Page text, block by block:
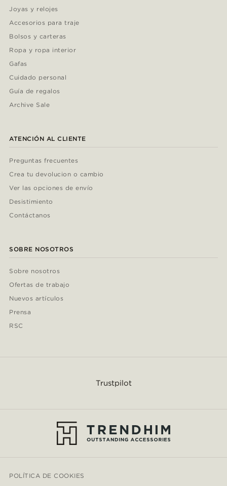
Joyas y relojes
Accesorios para traje
Bolsos y carteras
Ropa y ropa interior
Gafas
Cuidado personal
Guía de regalos
Archive Sale
ATENCIÓN AL CLIENTE
Preguntas frecuentes
Crea tu devolucion o cambio
Ver las opciones de envío
Desistimiento
Contáctanos
SOBRE NOSOTROS
Sobre nosotros
Ofertas de trabajo
Nuevos artículos
Prensa
RSC
Trustpilot
POLÍTICA DE COOKIES